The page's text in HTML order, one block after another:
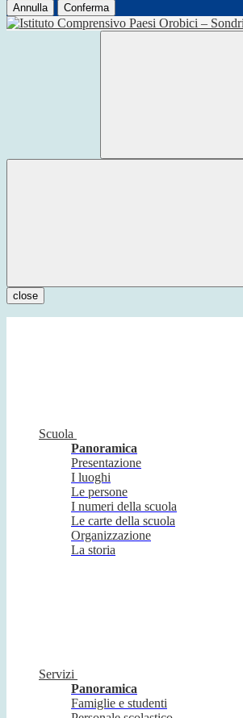
Annulla Conferma
close
Scuola
Panoramica
Presentazione
I luoghi
Le persone
I numeri della scuola
Le carte della scuola
Organizzazione
La storia
Servizi
Panoramica
Famiglie e studenti